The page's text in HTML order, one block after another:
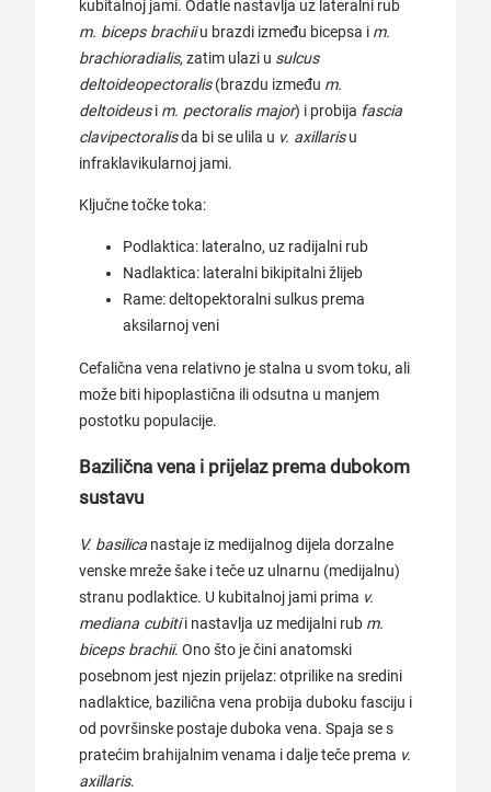
kubitalnoj jami. Odatle nastavlja uz lateralni rub
m. biceps brachiiu brazdi između bicepsa i m.
brachioradialis, zatim ulazi u sulcus
deltoideopectoralis(brazdu između m.
deltoideusi m. pectoralis major) i probija fascia
clavipectoralisda bi se ulila u v. axillarisu
infraklavikularnoj jami.
Ključne točke toka:
Podlaktica: lateralno, uz radijalni rub
Nadlaktica: lateralni bikipitalni žlijeb
Rame: deltopektoralni sulkus prema
aksilarnoj veni
Cefalična vena relativno je stalna u svom toku, ali
može biti hipoplastična ili odsutna u manjem
postotku populacije.
Bazilična vena i prijelaz prema dubokom
sustavu
V. basilica nastaje iz medijalnog dijela dorzalne
venske mreže šake i teče uz ulnarnu (medijalnu)
stranu podlaktice. U kubitalnoj jami prima v.
mediana cubitii nastavlja uz medijalni rub m.
biceps brachii. Ono što je čini anatomski
posebnom jest njezin prijelaz: otprilike na sredini
nadlaktice, bazilična vena probija duboku fasciju i
od površinske postaje duboka vena. Spaja se s
pratećim brahijalnim venama i dalje teče prema v.
axillaris.